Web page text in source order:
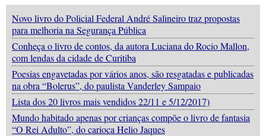
Novo livro do Policial Federal André Salineiro traz propostas
para melhoria na Segurança Pública
Conheça o livro de contos, da autora Luciana do Rocio Mallon,
com lendas da cidade de Curitiba
Poesias engavetadas por vários anos, são resgatadas e publicadas
na obra “Bolerus”, do paulista Vanderley Sampaio
Lista dos 20 livros mais vendidos 22/11 e 5/12/2017)
Mundo habitado apenas por crianças compõe o livro de fantasia
“O Rei Adulto”, do carioca Helio Jaques